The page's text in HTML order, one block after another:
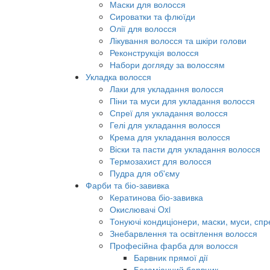
Маски для волосся
Сироватки та флюїди
Олії для волосся
Лікування волосся та шкіри голови
Реконструкція волосся
Набори догляду за волоссям
Укладка волосся
Лаки для укладання волосся
Піни та муси для укладання волосся
Спреї для укладання волосся
Гелі для укладання волосся
Крема для укладання волосся
Віски та пасти для укладання волосся
Термозахист для волосся
Пудра для об'єму
Фарби та біо-завивка
Кератинова біо-завивка
Окислювачі Oxi
Тонуючі кондиціонери, маски, муси,
Знебарвлення та освітлення волосся
Професійна фарба для волосся
Барвник прямої дії